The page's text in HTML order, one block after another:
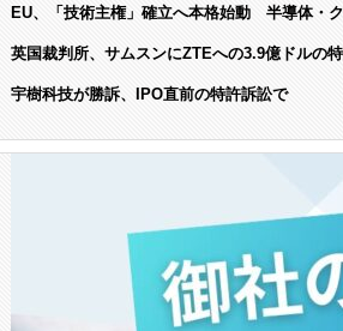
EU、「技術主権」確立へ本格始動 半導体・
英国裁判所、サムスンにZTEへの3.9億ドルの
宇樹科技が勝訴、IPO直前の特許訴訟で